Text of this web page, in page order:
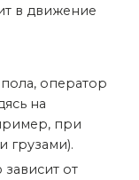
в движение
оператор
на
при
грузами).
от